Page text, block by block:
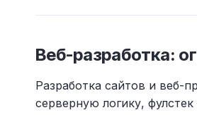
Веб-разработка:
Разработка сайтов и веб-
серверную логику,